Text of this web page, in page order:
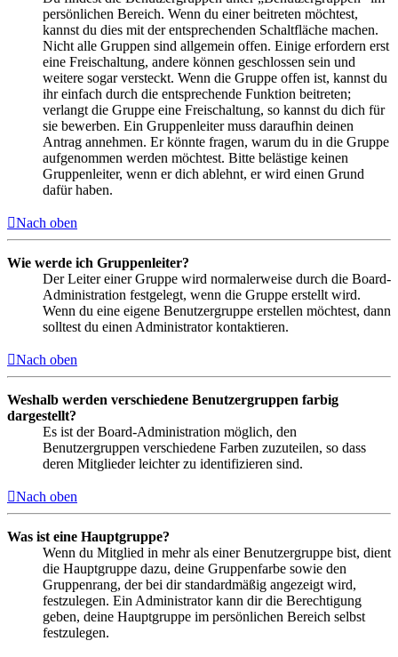
persönlichen Bereich. Wenn du einer beitreten möchtest,
kannst du dies mit der entsprechenden Schaltfläche machen.
Nicht alle Gruppen sind allgemein offen. Einige erfordern erst
eine Freischaltung, andere können geschlossen sein und
weitere sogar versteckt. Wenn die Gruppe offen ist, kannst du
ihr einfach durch die entsprechende Funktion beitreten;
verlangt die Gruppe eine Freischaltung, so kannst du dich für
sie bewerben. Ein Gruppenleiter muss daraufhin deinen
Antrag annehmen. Er könnte fragen, warum du in die Gruppe
aufgenommen werden möchtest. Bitte belästige keinen
Gruppenleiter, wenn er dich ablehnt, er wird einen Grund
dafür haben.
Nach oben
Wie werde ich Gruppenleiter?
Der Leiter einer Gruppe wird normalerweise durch die Board-
Administration festgelegt, wenn die Gruppe erstellt wird.
Wenn du eine eigene Benutzergruppe erstellen möchtest, dann
solltest du einen Administrator kontaktieren.
Nach oben
Weshalb werden verschiedene Benutzergruppen farbig
dargestellt?
Es ist der Board-Administration möglich, den
Benutzergruppen verschiedene Farben zuzuteilen, so dass
deren Mitglieder leichter zu identifizieren sind.
Nach oben
Was ist eine Hauptgruppe?
Wenn du Mitglied in mehr als einer Benutzergruppe bist, dient
die Hauptgruppe dazu, deine Gruppenfarbe sowie den
Gruppenrang, der bei dir standardmäßig angezeigt wird,
festzulegen. Ein Administrator kann dir die Berechtigung
geben, deine Hauptgruppe im persönlichen Bereich selbst
festzulegen.